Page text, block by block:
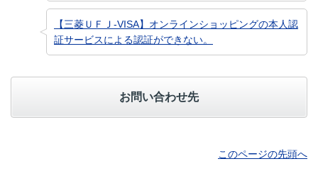
【三菱ＵＦＪ-VISA】オンラインショッピングの本人認
証サービスによる認証ができない。
お問い合わせ先
このページの先頭へ